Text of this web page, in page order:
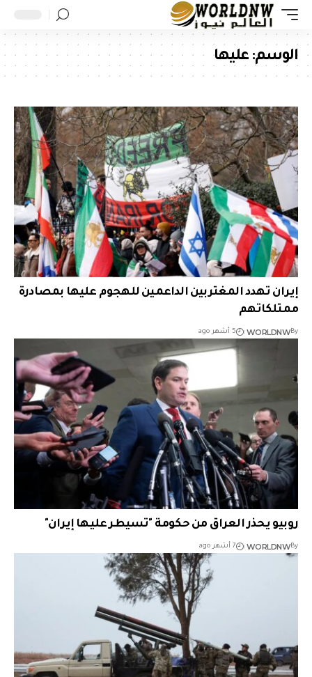
الوسم:عليها
إيران تهدد المغتربين الداعمين للهجوم عليها بمصادرة
ممتلكاتهم
By
WORLDNW 5 أشهر ago
روبيو يحذر العراق من حكومة "تسيطر عليها إيران"
By
WORLDNW 7 أشهر ago